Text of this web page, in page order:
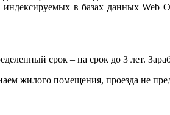
индексируемых в базах данных
срок – на срок до 3 лет.
жилого помещения, проезда не